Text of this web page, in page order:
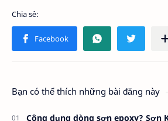
Bạn có thể thích những bài đăng này
Công dụng dòng sơn epoxy? Sơn